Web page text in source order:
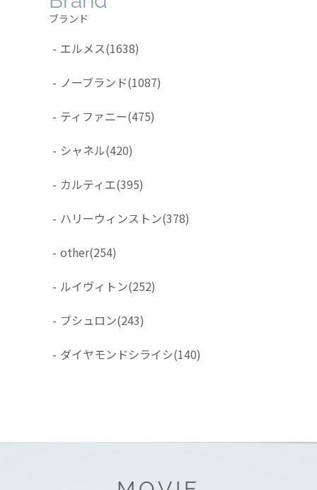
ブランド
- エルメス(1638)
- ノーブランド(1087)
- ティファニー(475)
- シャネル(420)
- カルティエ(395)
- ハリーウィンストン(378)
- other(254)
- ルイヴィトン(252)
- ブシュロン(243)
- ダイヤモンドシライシ(140)